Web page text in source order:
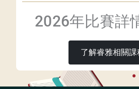
2026年比賽詳
了解睿雅相關課